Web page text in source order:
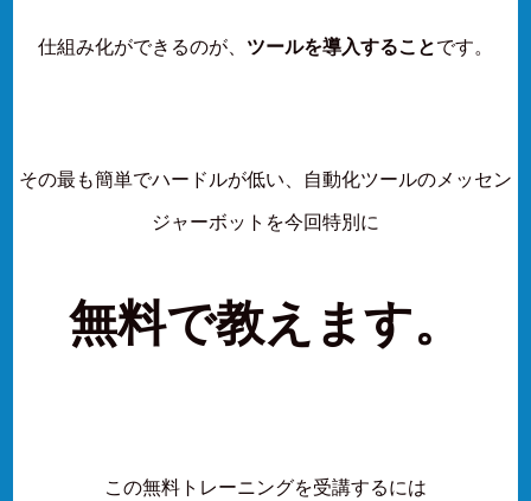
仕組み化ができるのが、 ツールを導入することです。
その最も簡単でハードルが低い、自動化ツールのメッセン
ジャーボットを今回特別に
無料で教えます。
この無料トレーニングを受講するには